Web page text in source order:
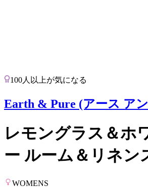
100人以上が気になる
Earth & Pure (アース ア
レモングラス＆ホ
ー ルーム＆リネン
WOMENS